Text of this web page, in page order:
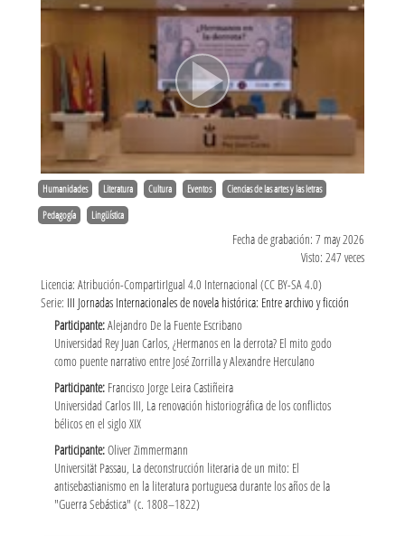
Humanidades Literatura Cultura Eventos Ciencias de las artes y las letras
Pedagogía Lingüística
Fecha de grabación: 7 may 2026
Visto: 247 veces
Licencia: Atribución-CompartirIgual 4.0 Internacional (CC BY-SA 4.0)
Serie: III Jornadas Internacionales de novela histórica: Entre archivo y ficción
Participante:Alejandro De la Fuente Escribano
Universidad Rey Juan Carlos, ¿Hermanos en la derrota? El mito godo
como puente narrativo entre José Zorrilla y Alexandre Herculano
Participante: Francisco Jorge Leira Castiñeira
Universidad Carlos III, La renovación historiográfica de los conflictos
bélicos en el siglo XIX
Participante:Oliver Zimmermann
Universität Passau, La deconstrucción literaria de un mito: El
antisebastianismo en la literatura portuguesa durante los años de la
"Guerra Sebástica" (c. 1808–1822)